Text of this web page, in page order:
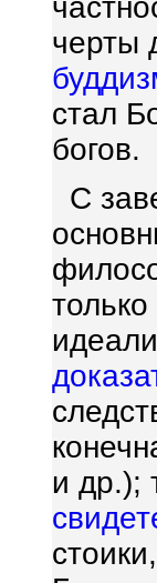
черты
стал
богов.
С
и др.);